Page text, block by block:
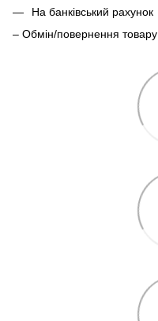
На банківський рахунок
– Обмін/повернення товару